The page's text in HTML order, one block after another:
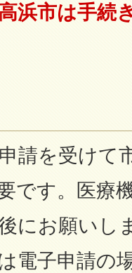
浜市は手続
請を受けて
です。医療
にお願いし
電子申請の